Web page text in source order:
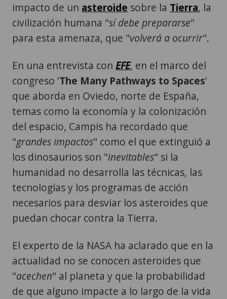
para esta amenaza, que " volverá a ocurrir ".
En una entrevista conEFE, en el marco del
que aborda en Oviedo, norte de España,
temas como la economía y la colonización
del espacio, Campis ha recordado que
"grandes impactos" como el que extinguió a
los dinosaurios son "inevitables" si la
humanidad no desarrolla las técnicas, las
tecnologías y los programas de acción
necesarios para desviar los asteroides que
puedan chocar contra la Tierra.
El experto de la NASA ha aclarado que en la
"acechen" al planeta y que la probabilidad
de que alguno impacte a lo largo de la vida
de un individuo es "muy baja ", pero ha
insistido en que la humanidad debe